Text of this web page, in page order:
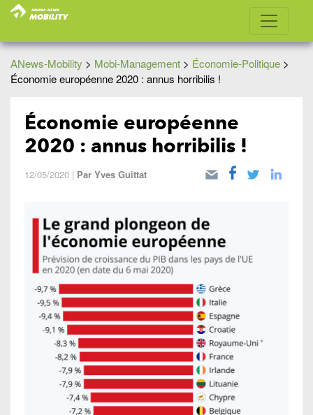
ANews-Mobility > Mobi-Management > Économie-Politique >
Économie européenne 2020 : annus horribilis !
Économie européenne
2020 : annus horribilis !
12/05/2020 | Par Yves Guittat